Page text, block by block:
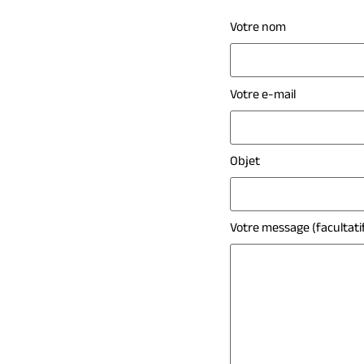
Votre nom
Votre e-mail
Objet
Votre message